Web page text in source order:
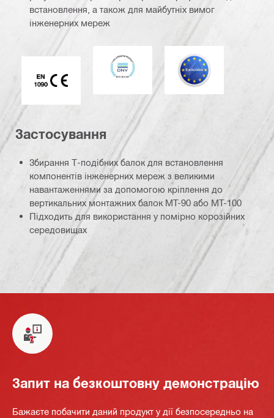
встановлення, а також для майбутніх вимог
інженерних мереж
Маркування CE EN 1090
DNV Єврокод
Застосування
Збирання Т-подібних балок для встановлення
компонентів інженерних мереж з великими
навантаженнями за допомогою кріплення до
вертикальних монтажних балок MT-90 або MT-100
Підходить для використання у помірно корозійних
середовищах
Запит на безкоштовну демонстрацію
Бажаєте побачити даний продукт у дії безпосередньо на